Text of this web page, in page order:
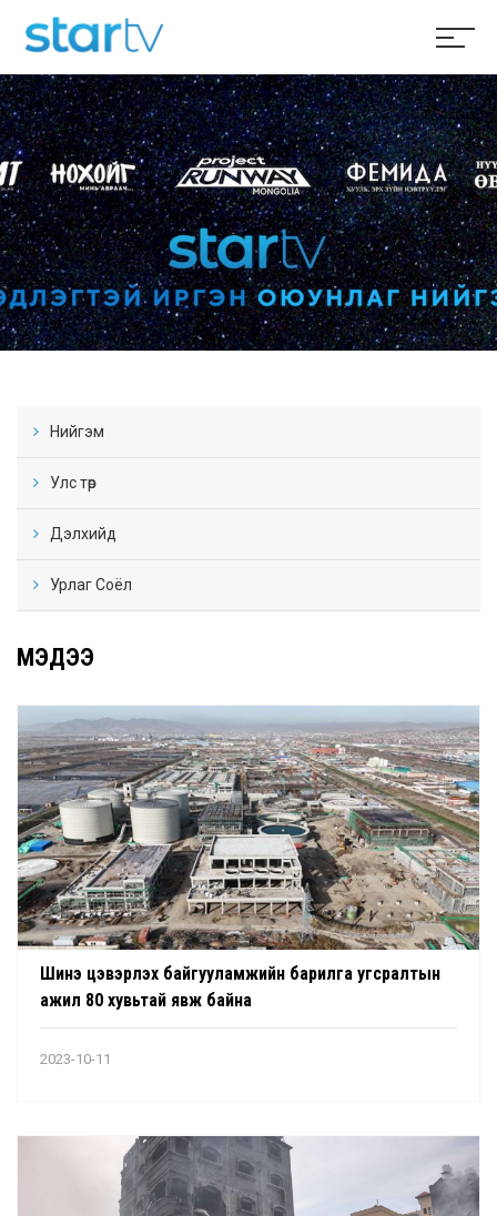
Нийгэм
Улс төр
Дэлхийд
Урлаг Соёл
МЭДЭЭ
Шинэ цэвэрлэх байгууламжийн барилга угсралтын
ажил 80 хувьтай явж байна
2023-10-11